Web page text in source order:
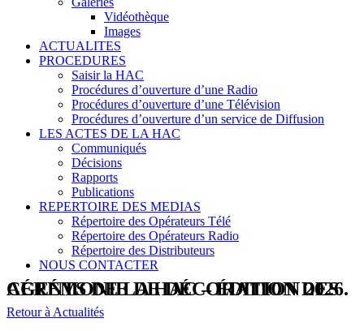
Vidéothèque
Images
ACTUALITES
PROCEDURES
Saisir la HAC
Procédures d’ouverture d’une Radio
Procédures d’ouverture d’une Télévision
Procédures d’ouverture d’un service de Diffusion
LES ACTES DE LA HAC
Communiqués
Décisions
Rapports
Publications
REPERTOIRE DES MEDIAS
Répertoire des Opérateurs Télé
Répertoire des Opérateurs Radio
Répertoire des Distributeurs
NOUS CONTACTER
CÉRÉMONIE DE DÉCORATION DES AGENTS DE LA HAC – ÉDITION 2026.
Retour à Actualités